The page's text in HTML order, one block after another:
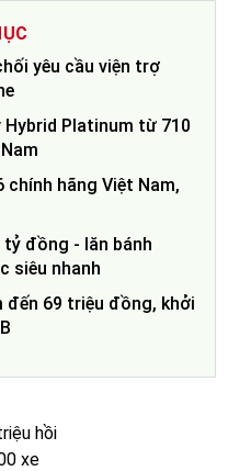
yêu cầu viện trợ
Platinum từ 710
chính hãng Việt Nam,
tỷ đồng - lăn bánh
siêu nhanh
đến 69 triệu đồng, khởi
hồi
xe